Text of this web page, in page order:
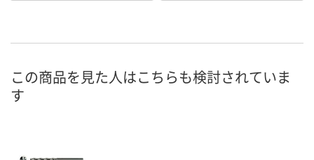
この商品を見た人はこちらも検討されていま
す